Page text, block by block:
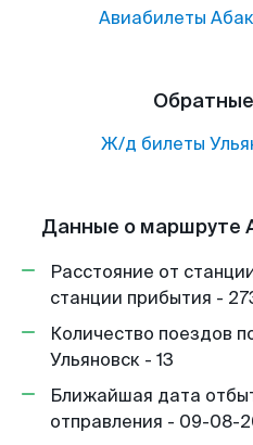
Авиабилеты
Ж/д билеты
Данные о маршруте
Расстояние от
станции прибытия -
Количество поездов
Ульяновск - 13
Ближайшая дата
отправления - 09-08-